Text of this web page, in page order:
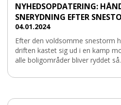
NYHEDSOPDATERING:
SNERYDNING EFTER
04.01.2024
Efter den voldsomme snestorm
driften kastet sig ud i en kamp
alle boligområder bliver ryddet